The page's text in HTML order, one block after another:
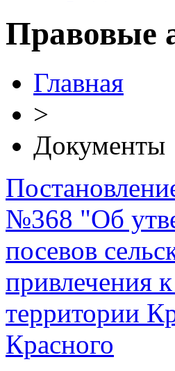
Правовые
Главная
>
Документы
№368 "Об
посевов
привлечения
территории
Красного